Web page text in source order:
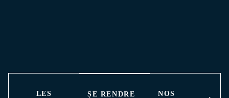
LES
SE RENDRE
NOS